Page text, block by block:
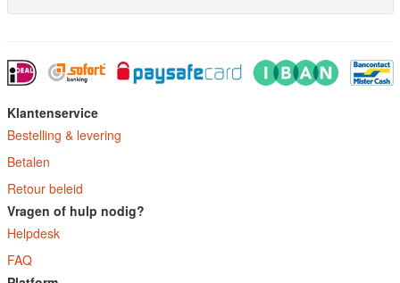
Klantenservice
Bestelling & levering
Betalen
Retour beleid
Vragen of hulp nodig?
Helpdesk
FAQ